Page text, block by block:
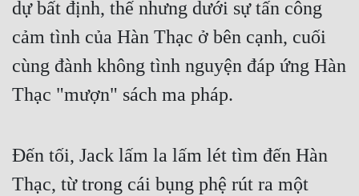
dự bất định, thế nhưng dưới sự tấn công
cảm tình của Hàn Thạc ở bên cạnh, cuối
cùng đành không tình nguyện đáp ứng Hàn
Thạc "mượn" sách ma pháp.
Đến tối, Jack lấm la lấm lét tìm đến Hàn
Thạc, từ trong cái bụng phệ rút ra một